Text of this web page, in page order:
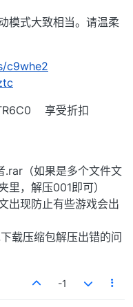
模式大致相当。请温柔
c9whe2
享受折扣
.rar（如果是多个文件文
里，解压001即可）
出现防止有些游戏会出
载压缩包解压出错的问
-1